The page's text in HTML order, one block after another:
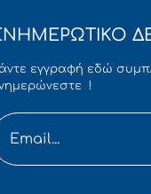
εγγραφή εδώ
!